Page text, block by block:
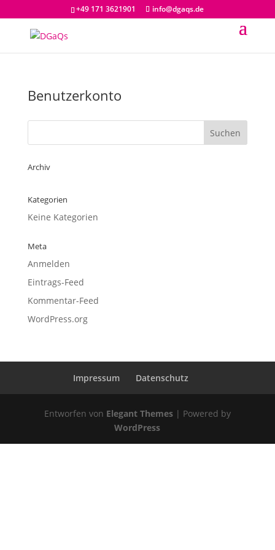
+49 171 3621901 info@dgaqs.de
Benutzerkonto
Archiv
Kategorien
Keine Kategorien
Meta
Anmelden
Eintrags-Feed
Kommentar-Feed
WordPress.org
Impressum Datenschutz
Entworfen von Elegant Themes| Powered by
WordPress